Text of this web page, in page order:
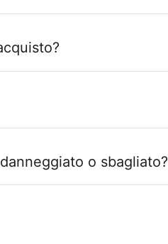
o sbagliato?